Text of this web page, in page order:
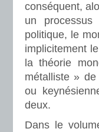
conséquent,
un
politique, le
implicitement
la théorie
métalliste »
ou
deux.
Dans le